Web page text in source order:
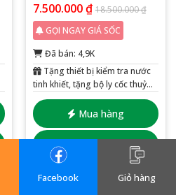
7.500.000₫ 18.500.000₫
Mua hàng
GỌI NGAY GIÁ SỐC
Đã bán: 4,9K
Tặng thiết bị kiểm tra nước
tinh khiết, tặng bộ ly cốc thuỷ
tinh 6 chiếc
Facebook Giỏ hàng